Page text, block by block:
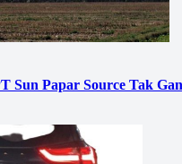
Sun Papar Source Tak